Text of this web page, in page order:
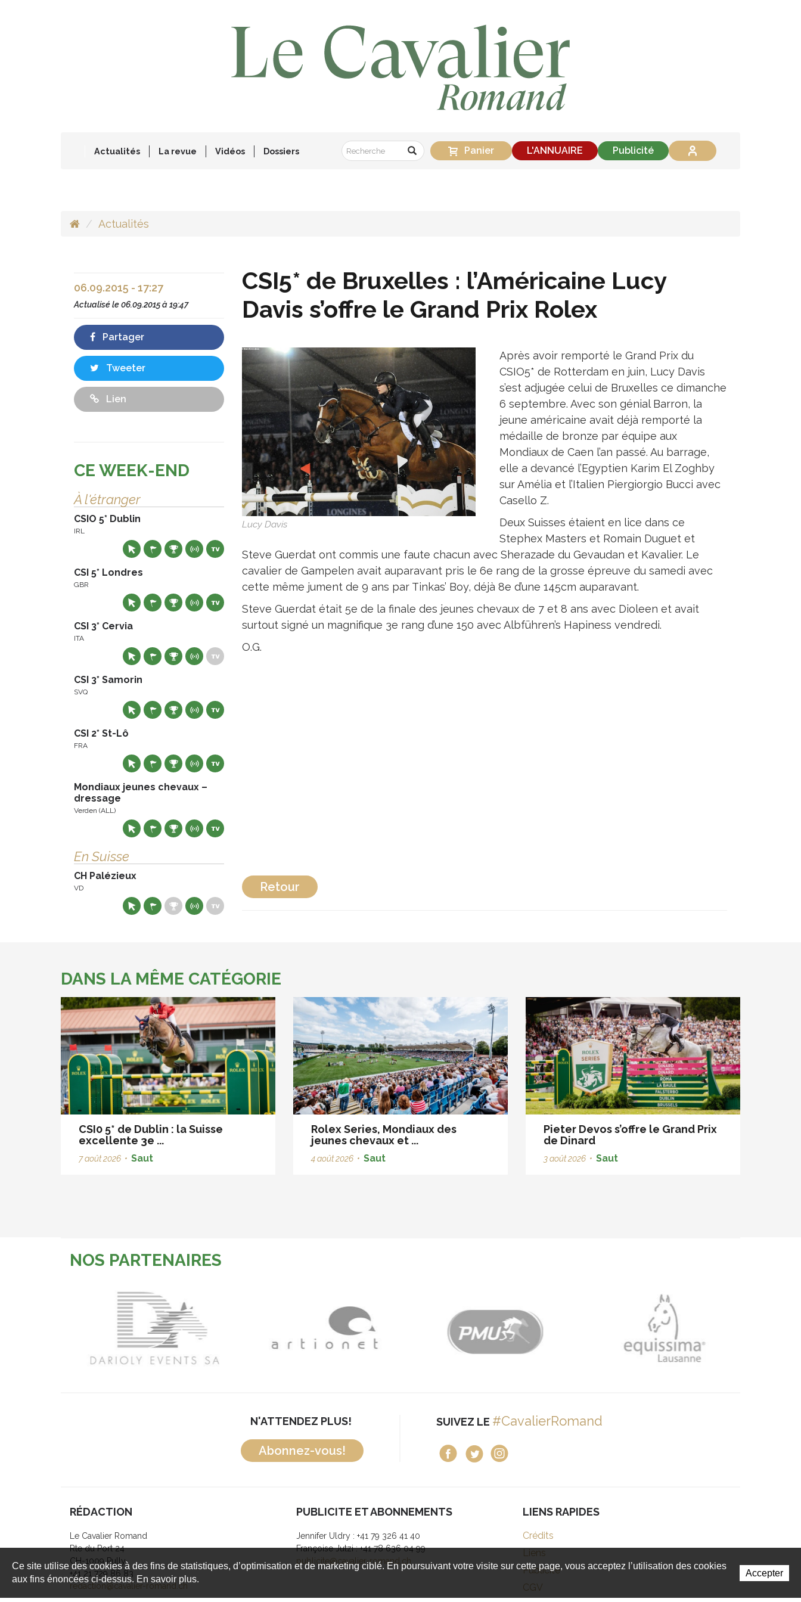
Actualités La revue Vidéos Dossiers Panier L'ANNUAIRE Publicité
Actualités
CSI5* de Bruxelles : l’Américaine Lucy
Davis s’offre le Grand Prix Rolex
Lucy Davis
Après avoir remporté le Grand Prix du
CSIO5* de Rotterdam en juin, Lucy Davis
s’est adjugée celui de Bruxelles ce dimanche
6 septembre. Avec son génial Barron, la
jeune américaine avait déjà remporté la
médaille de bronze par équipe aux
Mondiaux de Caen l’an passé. Au barrage,
elle a devancé l’Egyptien Karim El Zoghby
sur Amélia et l’Italien Piergiorgio Bucci avec
Casello Z.
Deux Suisses étaient en lice dans ce
Stephex Masters et Romain Duguet et
Steve Guerdat ont commis une faute chacun avec Sherazade du Gevaudan et Kavalier. Le
cavalier de Gampelen avait auparavant pris le 6e rang de la grosse épreuve du samedi avec
cette même jument de 9 ans par Tinkas’ Boy, déjà 8e d’une 145cm auparavant.
Steve Guerdat était 5e de la finale des jeunes chevaux de 7 et 8 ans avec Dioleen et avait
surtout signé un magnifique 3e rang d’une 150 avec Albführen’s Hapiness vendredi.
O.G.
Retour
06.09.2015 - 17:27
Actualisé le06.09.2015 à 19:47
Partager
Tweeter
Lien
CE WEEK-END
À l'étranger
CSIO 5* Dublin
IRL
CSI 5* Londres
GBR
CSI 3* Cervia
ITA
CSI 3* Samorin
SVQ
CSI 2* St-Lô
FRA
Mondiaux jeunes chevaux –
dressage
Verden (ALL)
En Suisse
CH Palézieux
VD
DANS LA MÊME CATÉGORIE
CSI0 5* de Dublin : la Suisse
excellente 3e ...
7 août 2026 • Saut
Rolex Series, Mondiaux des
jeunes chevaux et ...
4 août 2026 • Saut
Pieter Devos s’offre le Grand Prix
de Dinard
3 août 2026 • Saut
NOS PARTENAIRES
N'ATTENDEZ PLUS!
Abonnez-vous!
SUIVEZ LE #CavalierRomand
RÉDACTION
Le Cavalier Romand
Rte du Port 24
CH-1009 Pully
+41 21 729 86 83
redaction@cavalier-romand.ch
PUBLICITE ET ABONNEMENTS
Jennifer Uldry : +41 79 326 41 40
Françoise Jutzi : +41 78 636 04 99
publicite@cavalier-romand.ch
LIENS RAPIDES
Crédits
Liens
Publicité
CGV
Ce site utilise des cookies à des fins de statistiques, d’optimisation et de marketing ciblé. En poursuivant votre visite sur cette page, vous acceptez l’utilisation des cookies
aux fins énoncées ci-dessus. En savoir plus.
Accepter